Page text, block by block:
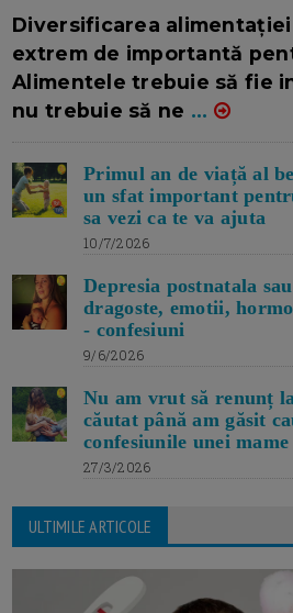
Diversificarea
extrem de importantă
Alimentele trebuie să fie
nu trebuie să ne ...
Primul an de viață al
un sfat important
sa vezi ca te va ajuta
10/7/2026
Depresia postnatala
dragoste, emotii,
- confesiuni
9/6/2026
Nu am vrut să renunț
căutat până am găsit
confesiunile unei
27/3/2026
ULTIMILE ARTICOLE